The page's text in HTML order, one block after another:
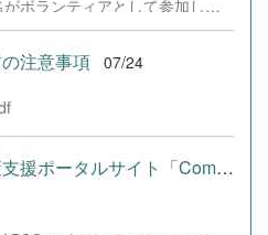
ボランティアとして参加しま
、ネパール、アフガニスタンな
ヨーヨー釣りや綿あめ、盆踊
ントを彩った1年生や、経験
を深めました。 主催者の方か
ず笑顔で寄り添い、自分で考え
文化理解のマインドが自然と身
声をいただきました！ 教室の中
う広いフィールドで本領を発
注意事項 07/24
【ＢＳＣ】全商検定対策支援ポータルサイト「Compath（コンパス）...